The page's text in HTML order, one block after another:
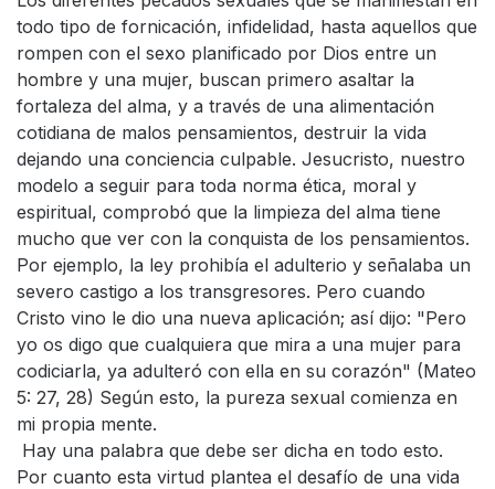
todo tipo de fornicación, infidelidad, hasta aquellos que
rompen con el sexo planificado por Dios entre un
hombre y una mujer, buscan primero asaltar la
fortaleza del alma, y a través de una alimentación
cotidiana de malos pensamientos, destruir la vida
dejando una conciencia culpable. Jesucristo, nuestro
modelo a seguir para toda norma ética, moral y
espiritual, comprobó que la limpieza del alma tiene
mucho que ver con la conquista de los pensamientos.
Por ejemplo, la ley prohibía el adulterio y señalaba un
severo castigo a los transgresores. Pero cuando
Cristo vino le dio una nueva aplicación; así dijo: "Pero
yo os digo que cualquiera que mira a una mujer para
codiciarla, ya adulteró con ella en su corazón" (Mateo
5: 27, 28) Según esto, la pureza sexual comienza en
mi propia mente.
Hay una palabra que debe ser dicha en todo esto.
Por cuanto esta virtud plantea el desafío de una vida